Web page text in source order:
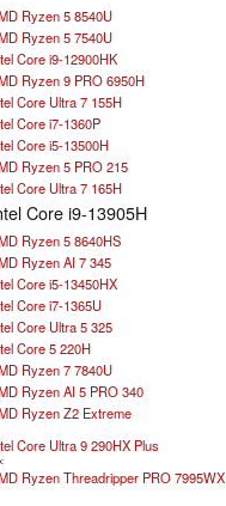
Ryzen 5 8540U
Ryzen 5 7540U
Core i9-12900HK
Ryzen 9 PRO 6950H
Core Ultra 7 155H
Core i7-1360P
Core i5-13500H
Ryzen 5 PRO 215
Core Ultra 7 165H
Core i9-13905H
Ryzen 5 8640HS
Ryzen AI 7 345
Core i5-13450HX
Core i7-1365U
Core Ultra 5 325
Core 5 220H
Ryzen 7 7840U
Ryzen AI 5 PRO 340
Ryzen Z2 Extreme
Core Ultra 9 290HX Plus
Ryzen Threadripper PRO 7995WX